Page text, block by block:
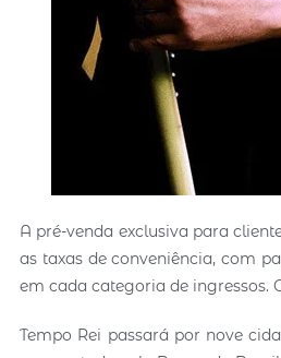
A pré-venda exclusiva para
as taxas de conveniência, com
em cada categoria de ingressos.
Tempo Rei passará por nove